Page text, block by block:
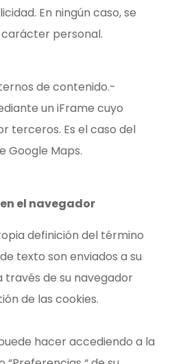
En ningún caso, se
personal.
de contenido.-
un iFrame cuyo
terceros. Es el caso del
Google Maps.
el navegador
definición del término
texto son enviados a su
de su navegador
de las cookies.
hacer accediendo a la